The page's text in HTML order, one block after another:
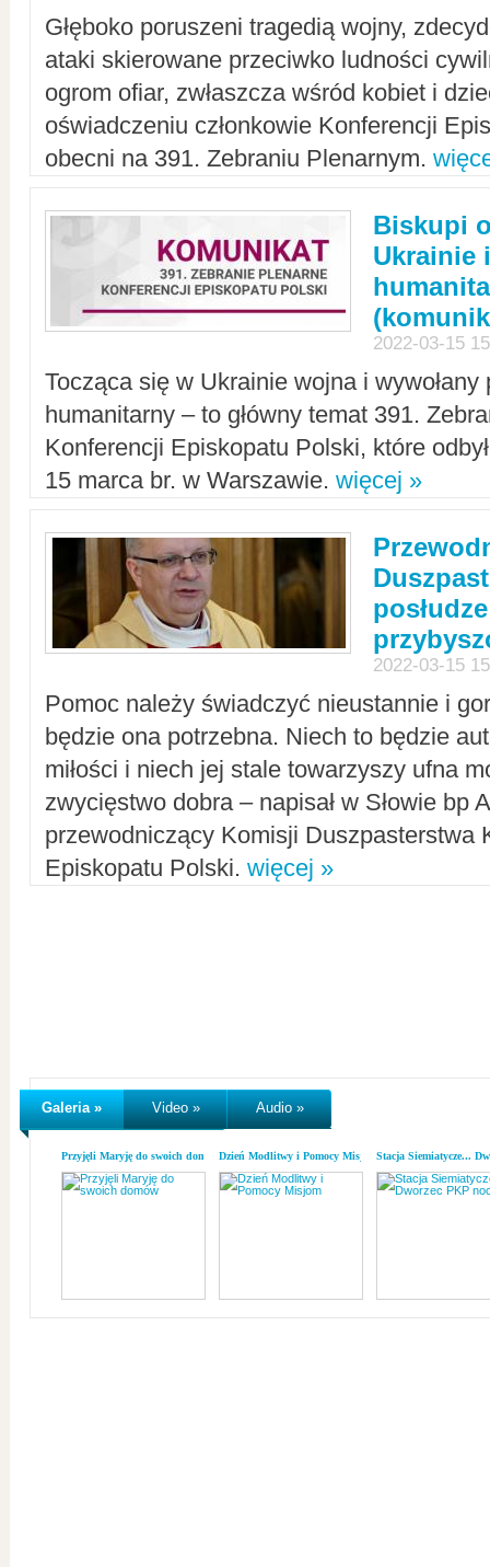
Głęboko poruszeni tragedią wojny,
ataki skierowane przeciwko ludności
ogrom ofiar, zwłaszcza wśród kobiet i
oświadczeniu członkowie Konferencji
obecni na 391. Zebraniu Plenarnym.
Biskupi
Ukrainie
2022-03-15
Tocząca się w Ukrainie wojna i
humanitarny – to główny temat 391.
Konferencji Episkopatu Polski, które
15 marca br. w Warszawie. więcej »
2022-03-15
Pomoc należy świadczyć nieustannie i
będzie ona potrzebna. Niech to będzie
miłości i niech jej stale towarzyszy ufna
zwycięstwo dobra – napisał w Słowie bp
przewodniczący Komisji Duszpasterstwa
Episkopatu Polski. więcej »
Galeria » Video » Audio »
Przyjęli Maryję do swoich domówDzień Modlitwy i Pomocy MisjomStacja Siemiatycze...